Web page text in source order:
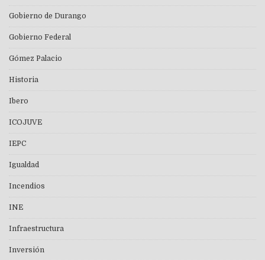
Gobierno de Durango
Gobierno Federal
Gómez Palacio
Historia
Ibero
ICOJUVE
IEPC
Igualdad
Incendios
INE
Infraestructura
Inversión